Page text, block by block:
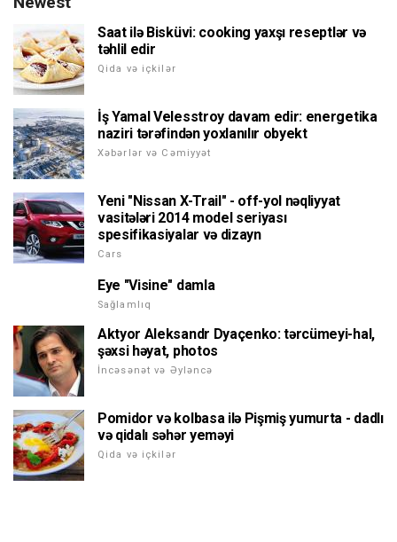
Saat ilə Bisküvi: cooking yaxşı reseptlər və
təhlil edir
Qida və içkilər
İş Yamal Velesstroy davam edir: energetika
naziri tərəfindən yoxlanılır obyekt
Xəbərlər və Cəmiyyət
Yeni "Nissan X-Trail" - off-yol nəqliyyat
vasitələri 2014 model seriyası
spesifikasiyalar və dizayn
Cars
Eye "Visine" damla
Sağlamlıq
Aktyor Aleksandr Dyaçenko: tərcümeyi-hal,
şəxsi həyat, photos
İncəsənət və Əyləncə
Pomidor və kolbasa ilə Pişmiş yumurta - dadlı
və qidalı səhər yeməyi
Qida və içkilər